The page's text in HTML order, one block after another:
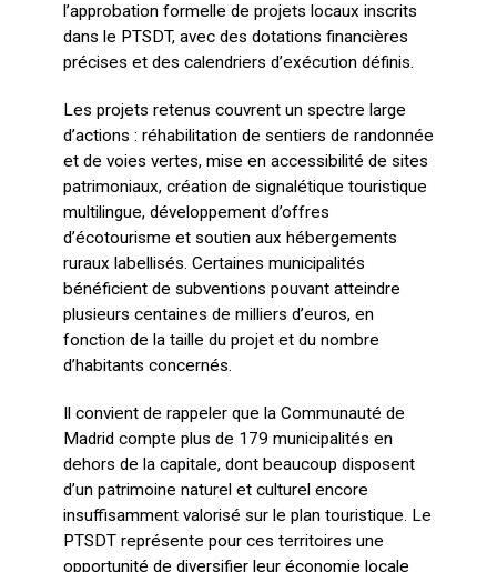
l’approbation formelle de projets locaux inscrits
dans le PTSDT, avec des dotations financières
précises et des calendriers d’exécution définis.
Les projets retenus couvrent un spectre large
d’actions : réhabilitation de sentiers de randonnée
et de voies vertes, mise en accessibilité de sites
patrimoniaux, création de signalétique touristique
multilingue, développement d’offres
d’écotourisme et soutien aux hébergements
ruraux labellisés. Certaines municipalités
bénéficient de subventions pouvant atteindre
plusieurs centaines de milliers d’euros, en
fonction de la taille du projet et du nombre
d’habitants concernés.
Il convient de rappeler que la Communauté de
Madrid compte plus de 179 municipalités en
dehors de la capitale, dont beaucoup disposent
d’un patrimoine naturel et culturel encore
insuffisamment valorisé sur le plan touristique. Le
PTSDT représente pour ces territoires une
opportunité de diversifier leur économie locale